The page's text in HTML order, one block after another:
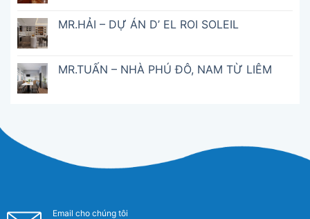
MR.HẢI – DỰ ÁN D’ EL ROI SOLEIL
MR.TUẤN – NHÀ PHÚ ĐÔ, NAM TỪ LIÊM
Email cho chúng tôi